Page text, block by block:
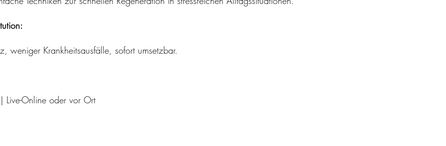
weniger Krankheitsausfälle, sofort umsetzbar.
Online oder vor Ort